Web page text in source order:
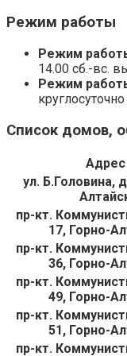
Режим работы
Режим
14.00 сб.-вс.
Режим
круглосуточно
Список домов,
Адрес
ул. Б.Головина,
пр-кт.
17, Горно-
пр-кт.
36, Горно-
пр-кт.
49, Горно-
пр-кт.
51, Горно-
пр-кт.